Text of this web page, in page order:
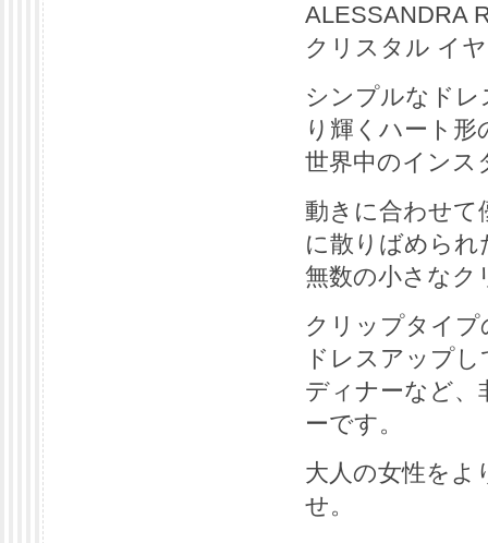
ALESSANDRA
クリスタル イ
シンプルなドレ
り輝くハート
世界中のインス
動きに合わせて
に散りばめられ
無数の小さなク
クリップタイ
ドレスアップし
ディナーなど、
ーです。
大人の女性をよ
せ。